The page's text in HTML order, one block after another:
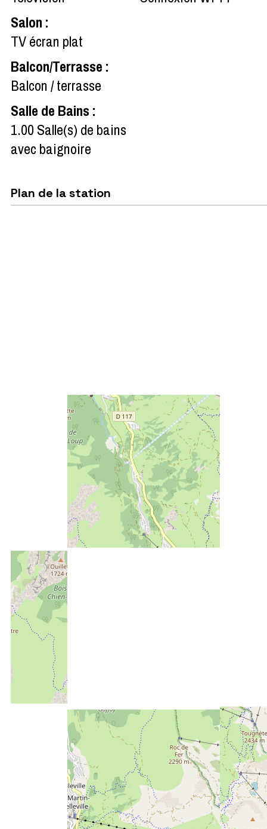
Salon :
TV écran plat
Balcon/Terrasse :
Balcon / terrasse
Salle de Bains :
1.00 Salle(s) de bains
avec baignoire
Plan de la station